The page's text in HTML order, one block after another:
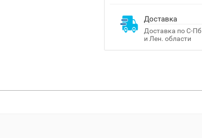
Доставка
Доставка по С-Пб
и Лен. области